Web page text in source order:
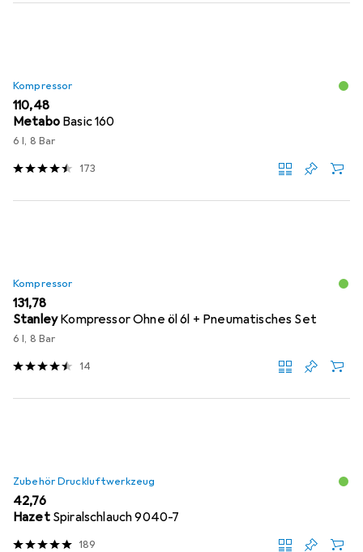
Kompressor
EUR
110,48
Metabo Basic 160
6 l, 8 Bar
173
Kompressor
EUR
131,78
StanleyKompressor Ohne öl 6l + Pneumatisches Set
6 l, 8 Bar
14
Zubehör Druckluftwerkzeug
EUR
42,76
Hazet Spiralschlauch 9040-7
189